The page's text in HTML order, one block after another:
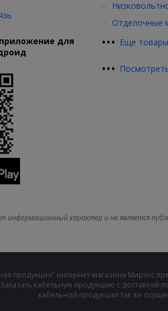
для
••• Еще товары
Отделочные
•••
информационный характер и не является
продукция" интернет-магазина Мирэкс
кабельную продукцию с
кабельной продукции так же